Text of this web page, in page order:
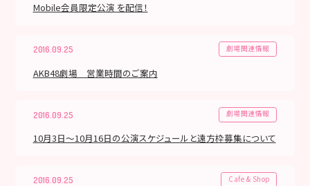
Mobile会員限定公演 を配信！
2016.09.25 劇場関連情報
AKB48劇場 営業時間のご案内
2016.09.25 劇場関連情報
10月3日～10月16日の公演スケジュールと遠方枠募集について
2016.09.25 Cafe & Shop